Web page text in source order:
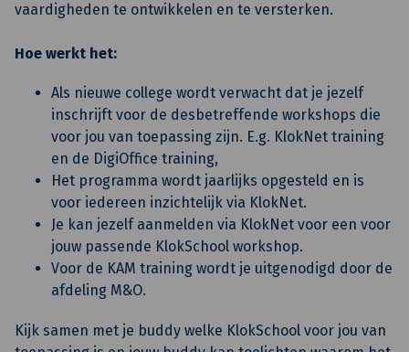
vaardigheden te ontwikkelen en te versterken.
Hoe werkt het:
Als nieuwe college wordt verwacht dat je jezelf
inschrijft voor de desbetreffende workshops die
voor jou van toepassing zijn. E.g. KlokNet training
en de DigiOffice training,
Het programma wordt jaarlijks opgesteld en is
voor iedereen inzichtelijk via KlokNet.
Je kan jezelf aanmelden via KlokNet voor een voor
jouw passende KlokSchool workshop.
Voor de KAM training wordt je uitgenodigd door de
afdeling M&O.
Kijk samen met je buddy welke KlokSchool voor jou van